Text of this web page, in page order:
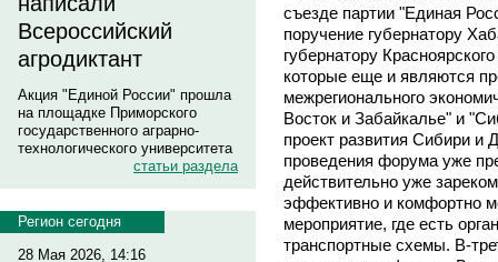
Всероссийский
агродиктант
Акция "Единой России" прошла
на площадке Приморского
государственного аграрно-
технологического университета
статьи раздела
Регион сегодня
28 Мая 2026, 14:16
съезде партии "Единая
поручение губернатору
губернатору
которые еще и являются
межрегионального
Восток и Забайкалье" и
проект развития Сибири и
проведения форума уже
действительно уже
эффективно и комфортно
мероприятие, где есть
транспортные схемы. В-